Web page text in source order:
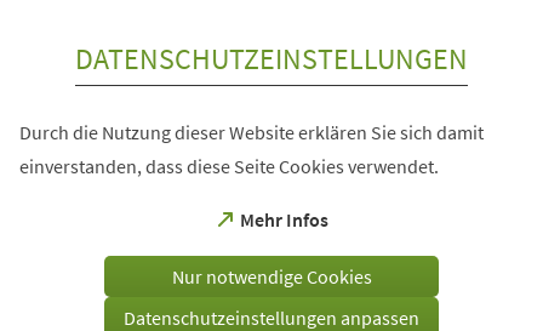
DATENSCHUTZEINSTELLUNGEN
Durch die Nutzung dieser Website erklären Sie sich damit
einverstanden, dass diese Seite Cookies verwendet.
Mehr Infos
(Öffnet
einem
Tab)
Nur notwendige Cookies
Datenschutzeinstellungen anpassen